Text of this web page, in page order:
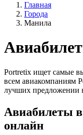
Главная
Города
Манила
Portretix ищет самые
всем авиакомпаниям
лучших предложении
Авиабилеты
онлайн